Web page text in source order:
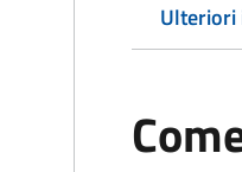
Ulteriori